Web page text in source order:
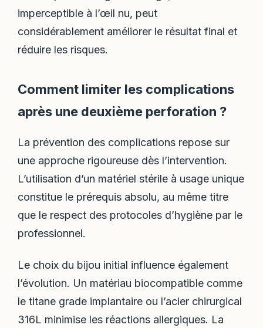
imperceptible à l’œil nu, peut
considérablement améliorer le résultat final et
réduire les risques.
Comment limiter les complications
après une deuxième perforation ?
La prévention des complications repose sur
une approche rigoureuse dès l’intervention.
L’utilisation d’un matériel stérile à usage unique
constitue le prérequis absolu, au même titre
que le respect des protocoles d’hygiène par le
professionnel.
Le choix du bijou initial influence également
l’évolution. Un matériau biocompatible comme
le titane grade implantaire ou l’acier chirurgical
316L minimise les réactions allergiques. La